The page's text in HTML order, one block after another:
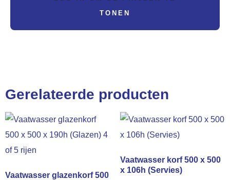
TONEN
Gerelateerde producten
Vaatwasser glazenkorf 500
Vaatwasser korf 500 x 500
x 106h (Servies)